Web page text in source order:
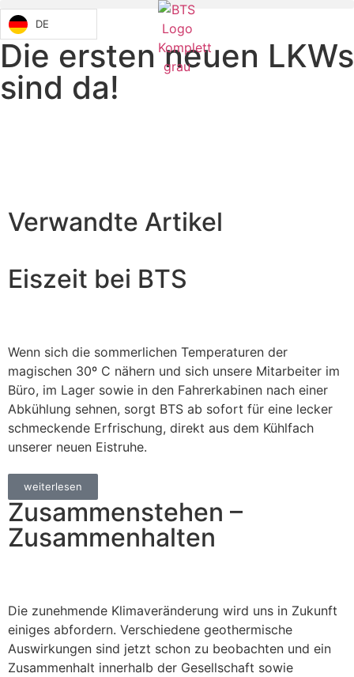
DE
Die ersten neuen LKWs
sind da!
Verwandte Artikel
Eiszeit bei BTS
Wenn sich die sommerlichen Temperaturen der
magischen 30º C nähern und sich unsere Mitarbeiter im
Büro, im Lager sowie in den Fahrerkabinen nach einer
Abkühlung sehnen, sorgt BTS ab sofort für eine lecker
schmeckende Erfrischung, direkt aus dem Kühlfach
unserer neuen Eistruhe.
weiterlesen
Zusammenstehen –
Zusammenhalten
Die zunehmende Klimaveränderung wird uns in Zukunft
einiges abfordern. Verschiedene geothermische
Auswirkungen sind jetzt schon zu beobachten und ein
Zusammenhalt innerhalb der Gesellschaft sowie